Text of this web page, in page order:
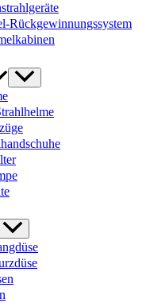
Rückgewinnungssystem